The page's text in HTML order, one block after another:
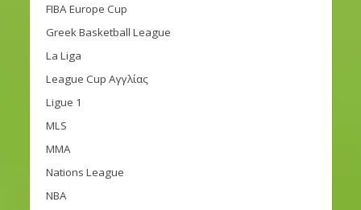
FIBA Europe Cup
Greek Basketball League
La Liga
League Cup Αγγλίας
Ligue 1
MLS
MMA
Nations League
NBA